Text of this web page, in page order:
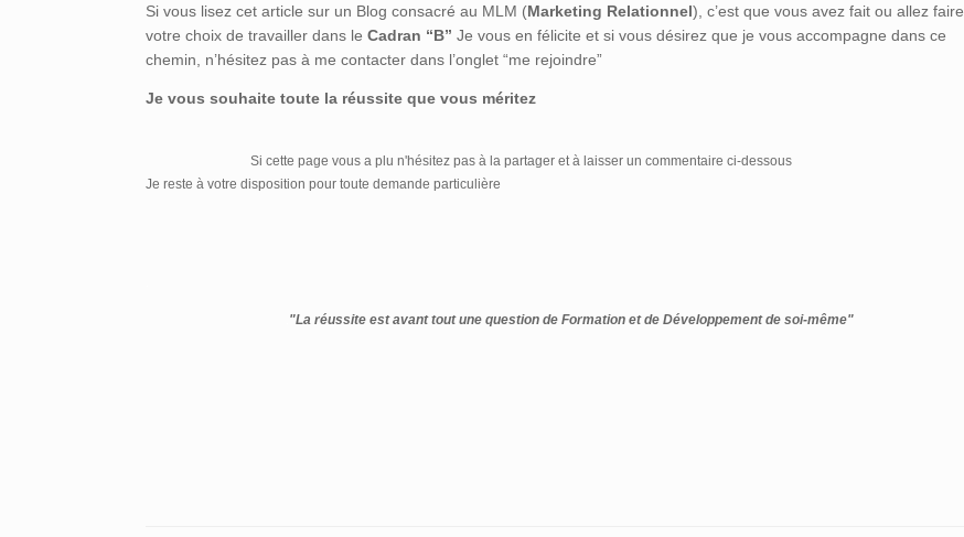
Si vous lisez cet article sur un Blog consacré au MLM (Marketing Relationnel), c’est que vous avez fait ou allez faire
votre choix de travailler dans le Cadran “B” Je vous en félicite et si vous désirez que je vous accompagne dans ce
chemin, n’hésitez pas à me contacter dans l’onglet “me rejoindre”
Je vous souhaite toute la réussite que vous méritez
Si cette page vous a plu n'hésitez pas à la partager et à laisser un commentaire ci-dessous
Je reste à votre disposition pour toute demande particulière
"La réussite est avant tout une question de Formation et de Développement de soi-même"